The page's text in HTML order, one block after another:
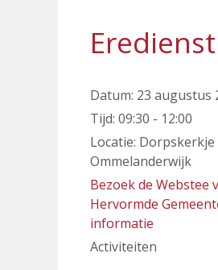
Datum: 23 augustus
Tijd: 09:30 - 12:00
Locatie: Dorpskerkje
Ommelanderwijk
Bezoek de Webstee
Hervormde
informatie
Activiteiten